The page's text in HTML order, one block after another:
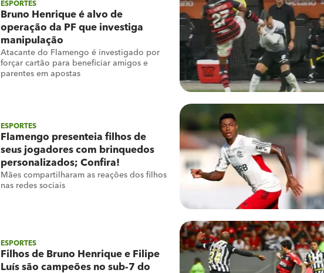
ESPORTES
Bruno Henrique é alvo de
operação da PF que investiga
manipulação
Atacante do Flamengo é investigado por
forçar cartão para beneficiar amigos e
parentes em apostas
ESPORTES
Flamengo presenteia filhos de
seus jogadores com brinquedos
personalizados; Confira!
Mães compartilharam as reações dos filhos
nas redes sociais
ESPORTES
Filhos de Bruno Henrique e Filipe
Luís são campeões no sub-7 do